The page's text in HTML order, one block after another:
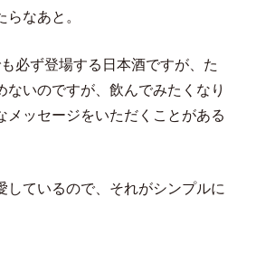
なあと。
必ず登場する日本酒ですが、た
ないのですが、飲んでみたくなり
メッセージをいただくことがある
しているので、それがシンプルに